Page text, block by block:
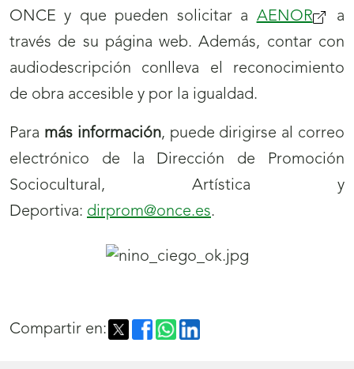
ONCE y que pueden solicitar a AENOR(se
abrirá
nueva
a
través de su página web. Además, contar con
audiodescripción conlleva el reconocimiento
de obra accesible y por la igualdad.
Para más información, puede dirigirse al correo
electrónico de la Dirección de Promoción
Sociocultural, Artística y
Deportiva: dirprom@once.es.
Compartir en: